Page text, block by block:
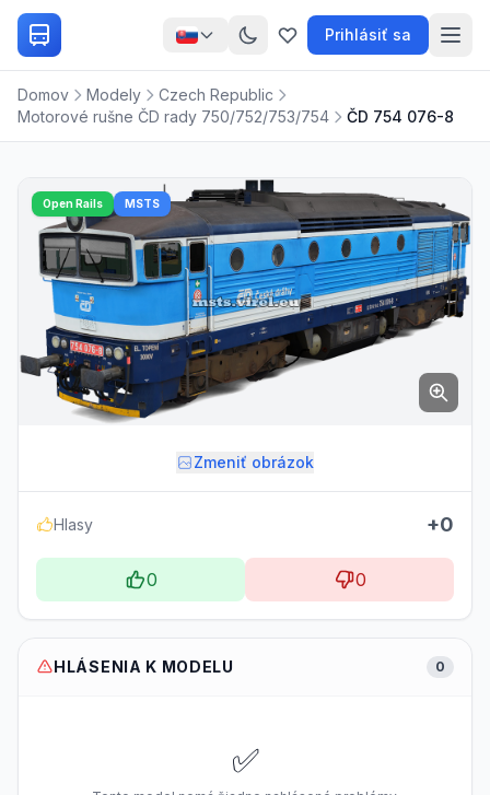
Prihlásiť sa
Domov Modely
Czech Republic
Motorové rušne ČD rady 750/752/753/754
ČD 754 076-8
Open Rails MSTS
Zmeniť obrázok
Hlasy +0
0 0
HLÁSENIA K MODELU 0
✅